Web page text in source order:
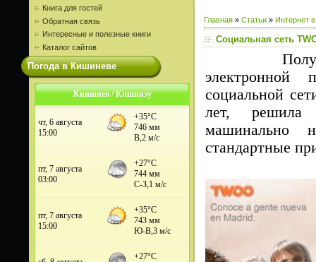
Книга для гостей
Обратная связь
Интересные и полезные книги
Каталог сайтов
Погода в Кишиневе
Кишинев / Кишинэу
Главная » Статьи » Интернет
Cоциальная сеть
электронной
социальной
лет, решила
машинально
стандартные